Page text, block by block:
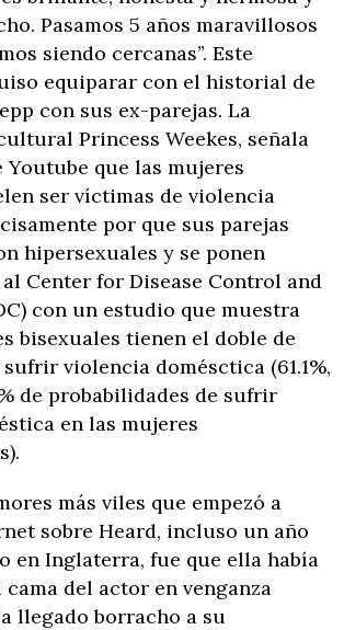
Pasamos 5 años maravillosos
siendo cercanas”. Este
equiparar con el historial de
con sus ex-parejas. La
Princess Weekes, señala
Youtube que las mujeres
ser víctimas de violencia
por que sus parejas
hipersexuales y se ponen
Center for Disease Control and
con un estudio que muestra
bisexuales tienen el doble de
violencia domésctica (61.1%,
de probabilidades de sufrir
en las mujeres
más viles que empezó a
sobre Heard, incluso un año
en Inglaterra, fue que ella había
cama del actor en venganza
llegado borracho a su